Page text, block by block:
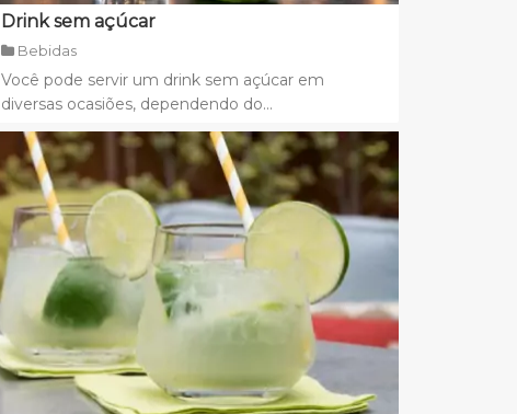
Drink sem açúcar
Bebidas
Você pode servir um drink sem açúcar em
diversas ocasiões, dependendo do...